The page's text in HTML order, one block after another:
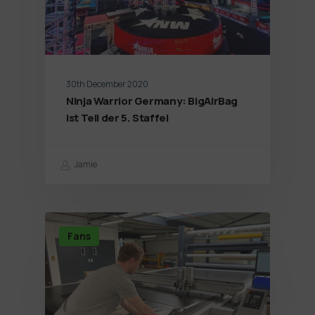
30th December 2020
Ninja Warrior Germany: BigAirBag
ist Teil der 5. Staffel
Jamie
Fans